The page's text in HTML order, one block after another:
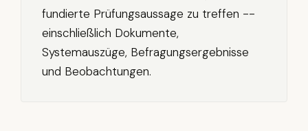
fundierte Prüfungsaussage zu treffen --
einschließlich Dokumente,
Systemauszüge, Befragungsergebnisse
und Beobachtungen.